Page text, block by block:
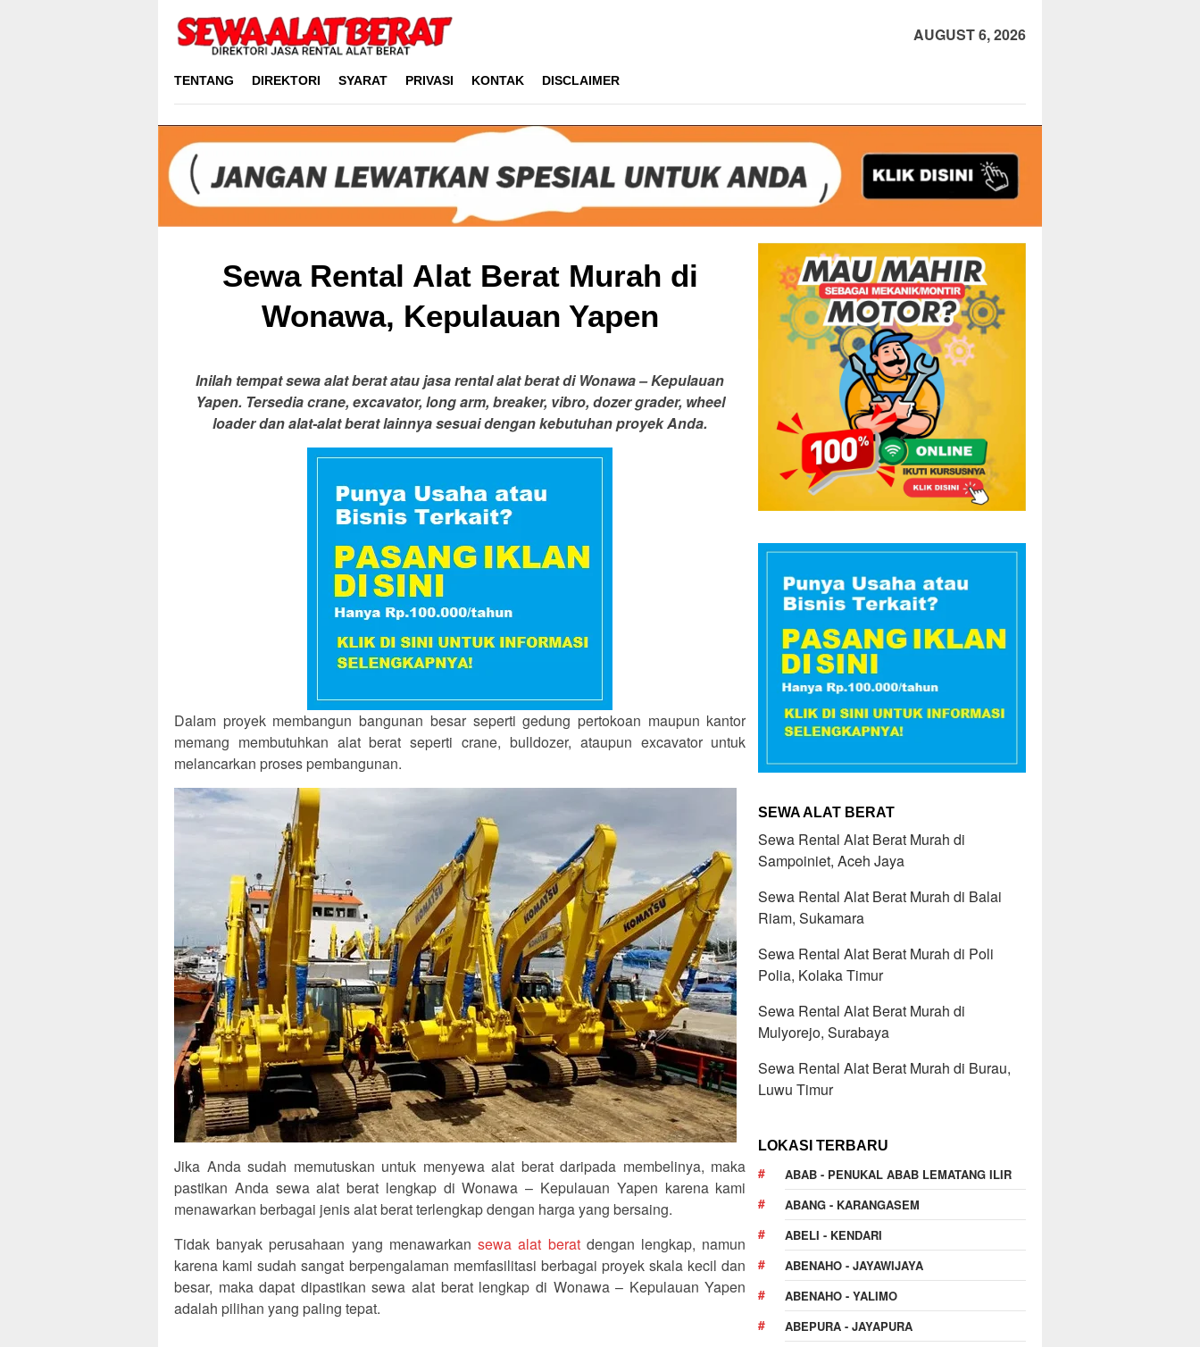
content
AUGUST 6, 2026
TENTANG DIREKTORI SYARAT PRIVASI KONTAK DISCLAIMER
Sewa Rental Alat Berat Murah di
Wonawa, Kepulauan Yapen
Inilah tempat sewa alat berat atau jasa rental alat berat di Wonawa – Kepulauan
Yapen. Tersedia crane, excavator, long arm, breaker, vibro, dozer grader, wheel
loader dan alat-alat berat lainnya sesuai dengan kebutuhan proyek Anda.
Dalam proyek membangun bangunan besar seperti gedung pertokoan maupun kantor
memang membutuhkan alat berat seperti crane, bulldozer, ataupun excavator untuk
melancarkan proses pembangunan.
Jika Anda sudah memutuskan untuk menyewa alat berat daripada membelinya, maka
pastikan Anda sewa alat berat lengkap di Wonawa – Kepulauan Yapen karena kami
menawarkan berbagai jenis alat berat terlengkap dengan harga yang bersaing.
Tidak banyak perusahaan yang menawarkansewa alat beratdengan lengkap, namun
karena kami sudah sangat berpengalaman memfasilitasi berbagai proyek skala kecil dan
besar, maka dapat dipastikan sewa alat berat lengkap di Wonawa – Kepulauan Yapen
adalah pilihan yang paling tepat.
SEWA ALAT BERAT
Sewa Rental Alat Berat Murah di
Sampoiniet, Aceh Jaya
Sewa Rental Alat Berat Murah di Balai
Riam, Sukamara
Sewa Rental Alat Berat Murah di Poli
Polia, Kolaka Timur
Sewa Rental Alat Berat Murah di
Mulyorejo, Surabaya
Sewa Rental Alat Berat Murah di Burau,
Luwu Timur
LOKASI TERBARU
ABAB - PENUKAL ABAB LEMATANG ILIR
ABANG - KARANGASEM
ABELI - KENDARI
ABENAHO - JAYAWIJAYA
ABENAHO - YALIMO
ABEPURA - JAYAPURA